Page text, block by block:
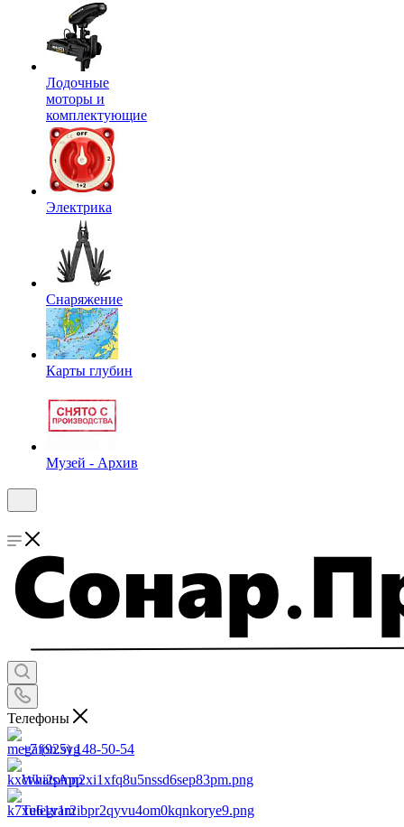
Лодочные
моторы и
комплектующие
Электрика
Снаряжение
Карты глубин
Музей - Архив
Телефоны
+7 (925) 148-50-54
WhatsApp
Telegram